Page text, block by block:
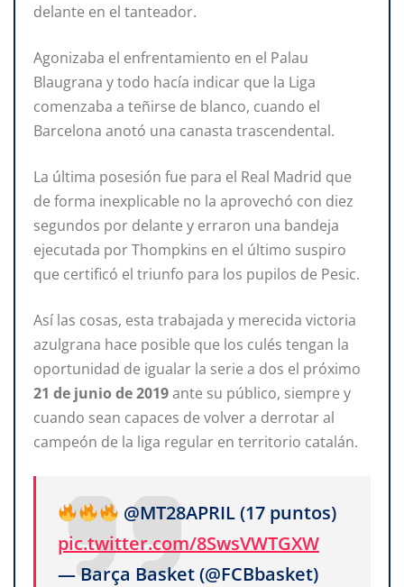
delante en el tanteador.
Agonizaba el enfrentamiento en el Palau
Blaugrana y todo hacía indicar que la Liga
comenzaba a teñirse de blanco, cuando el
Barcelona anotó una canasta trascendental.
La última posesión fue para el Real Madrid que
de forma inexplicable no la aprovechó con diez
segundos por delante y erraron una bandeja
ejecutada por Thompkins en el último suspiro
que certificó el triunfo para los pupilos de Pesic.
Así las cosas, esta trabajada y merecida victoria
azulgrana hace posible que los culés tengan la
oportunidad de igualar la serie a dos el próximo
21 de junio de 2019ante su público, siempre y
cuando sean capaces de volver a derrotar al
campeón de la liga regular en territorio catalán.
@MT28APRIL (17 puntos)
pic.twitter.com/8SwsVWTGXW
— Barça Basket (@FCBbasket)